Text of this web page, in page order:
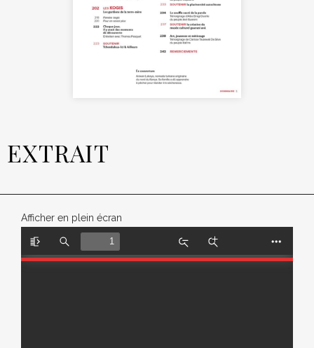
EXTRAIT
Afficher en plein écran